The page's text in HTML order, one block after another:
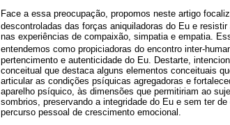
Face a essa preocupação, propomos neste artigo
descontroladas das forças aniquiladoras do Eu e
nas experiências de compaixão, simpatia e empatia.
entendemos como propiciadoras do encontro inter-
pertencimento e autenticidade do Eu. Destarte,
conceitual que destaca alguns elementos conceituais
articular as condições psíquicas agregadoras e
aparelho psíquico, às dimensões que permitiriam ao
sombrios, preservando a integridade do Eu e sem ter
percurso pessoal de crescimento emocional.